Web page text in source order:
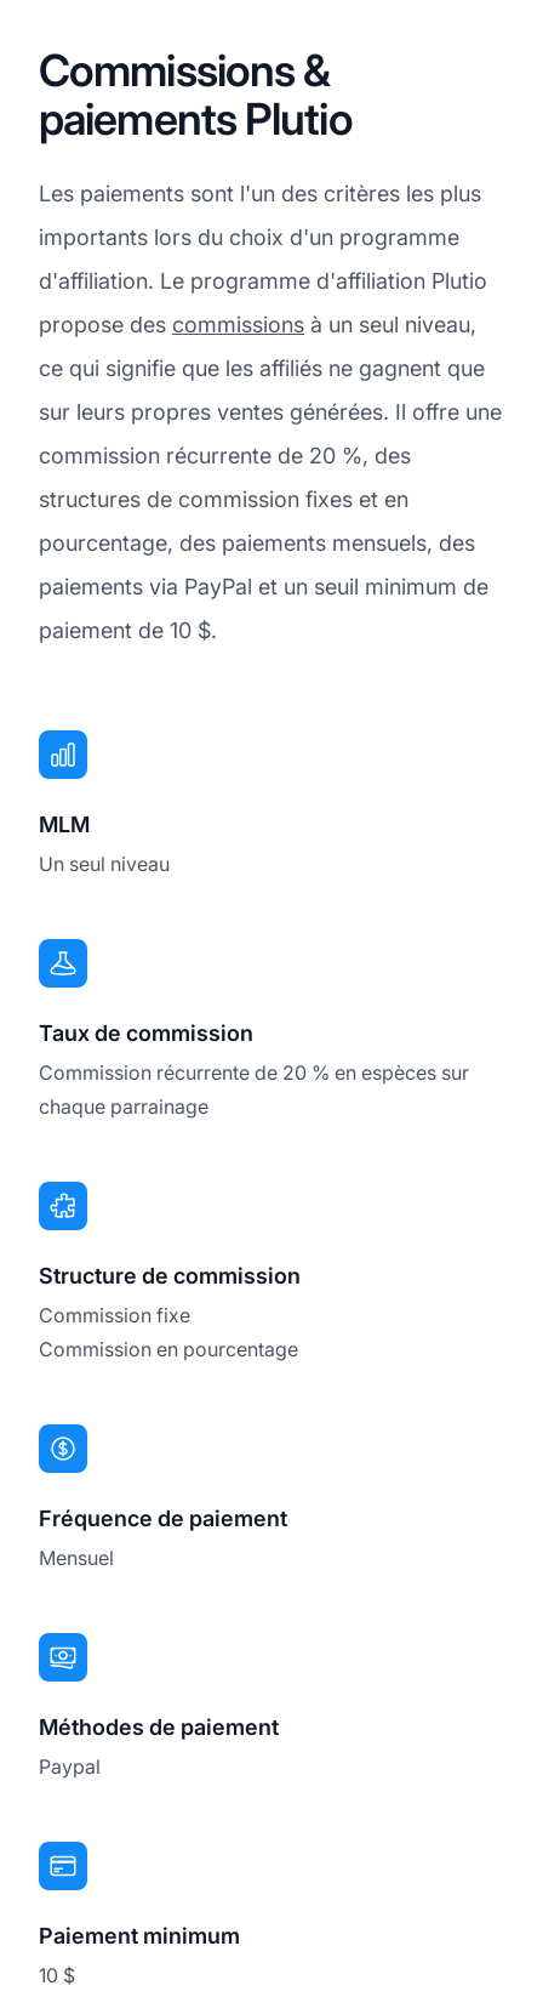
Commissions &
paiements Plutio
Les paiements sont l'un des critères les plus
importants lors du choix d'un programme
d'affiliation. Le programme d'affiliation Plutio
propose des commissions à un seul niveau,
ce qui signifie que les affiliés ne gagnent que
sur leurs propres ventes générées. Il offre une
commission récurrente de 20 %, des
structures de commission fixes et en
pourcentage, des paiements mensuels, des
paiements via PayPal et un seuil minimum de
paiement de 10 $.
MLM
Un seul niveau
Taux de commission
Commission récurrente de 20 % en espèces sur
chaque parrainage
Structure de commission
Commission fixe
Commission en pourcentage
Fréquence de paiement
Mensuel
Méthodes de paiement
Paypal
Paiement minimum
10 $